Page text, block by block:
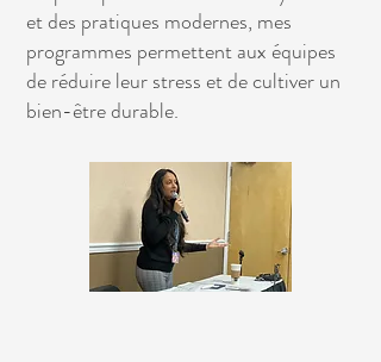
et des pratiques modernes, mes
programmes permettent aux équipes
de réduire leur stress et de cultiver un
bien-être durable.